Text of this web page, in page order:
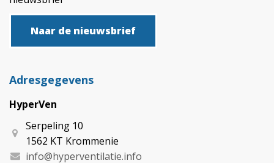
Naar de nieuwsbrief
Adresgegevens
HyperVen
Serpeling 10
1562 KT Krommenie
info@hyperventilatie.info